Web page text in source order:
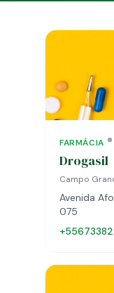
FARMÁCIA
Drogasil
Campo
Avenida
075